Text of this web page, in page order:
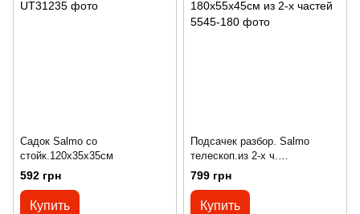
Садок Salmo со
стойк.120х35х35см
592 грн
Купить
Подсачек разбор. Salmo
телескоп.из 2-х ч.
180х55х45см из 2-х частей
799 грн
Купить